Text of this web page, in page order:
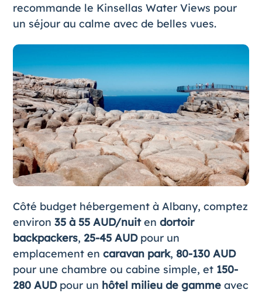
recommande le Kinsellas Water Views pour
un séjour au calme avec de belles vues.
Côté budget hébergement à Albany, comptez
environ 35 à 55 AUD/nuiten dortoir
backpackers, 25-45 AUDpour un
emplacement en caravan park, 80-130 AUD
pour une chambre ou cabine simple, et 150-
280 AUDpour un hôtel milieu de gammeavec